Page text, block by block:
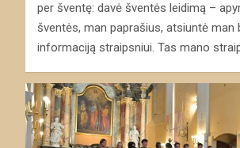
per šventę: davė šventės leidimą –
šventės, man paprašius, atsiuntė man
informaciją straipsniui. Tas mano